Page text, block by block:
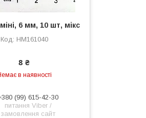
6 мм, 10 шт, мікс
HM161040
8 ₴
в наявності
(99) 615-42-30
питання Viber /
замовлення сайт